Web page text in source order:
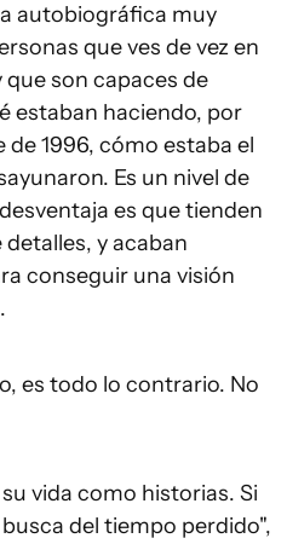
autobiográfica muy
que ves de vez en
son capaces de
estaban haciendo, por
de 1996, cómo estaba el
Es un nivel de
es que tienden
y acaban
conseguir una visión
es todo lo contrario. No
vida como historias. Si
del tiempo perdido",